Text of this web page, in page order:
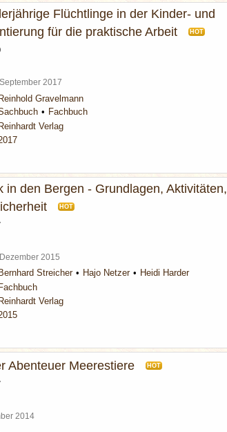
Flüchtlinge in der Kinder- und
für die praktische Arbeit
HOT
2017
Reinhold Gravelmann
Fachbuch
Reinhardt Verlag
in den Bergen - Grundlagen, Aktivitäten,
HOT
2015
Bernhard Streicher Hajo Netzer
Heidi Harder
Fachbuch
Reinhardt Verlag
Abenteuer Meerestiere HOT
2014